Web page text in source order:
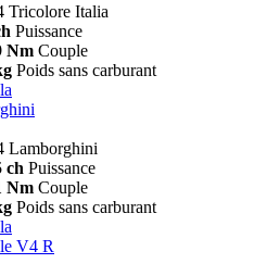
Tricolore Italia
Puissance
Nm Couple
Poids sans carburant
Lamborghini
ch Puissance
Nm Couple
Poids sans carburant
V4 R